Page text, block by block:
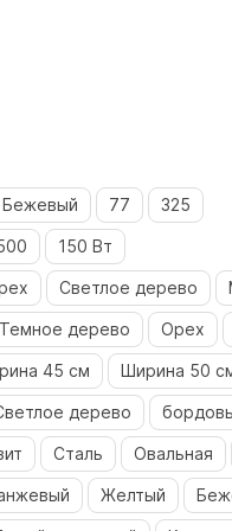
Бежевый 77 325
150 Вт
Светлое дерево
Темное дерево Орех
45 см Ширина 50
дерево
Сталь Овальная
Желтый